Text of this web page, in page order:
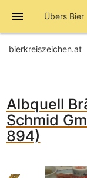
menu Übers Bier
bierkreiszeichen.at
Albquell
Schmid
894)